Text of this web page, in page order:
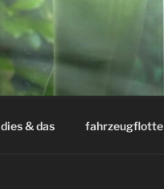
dies & das fahrzeugflotte